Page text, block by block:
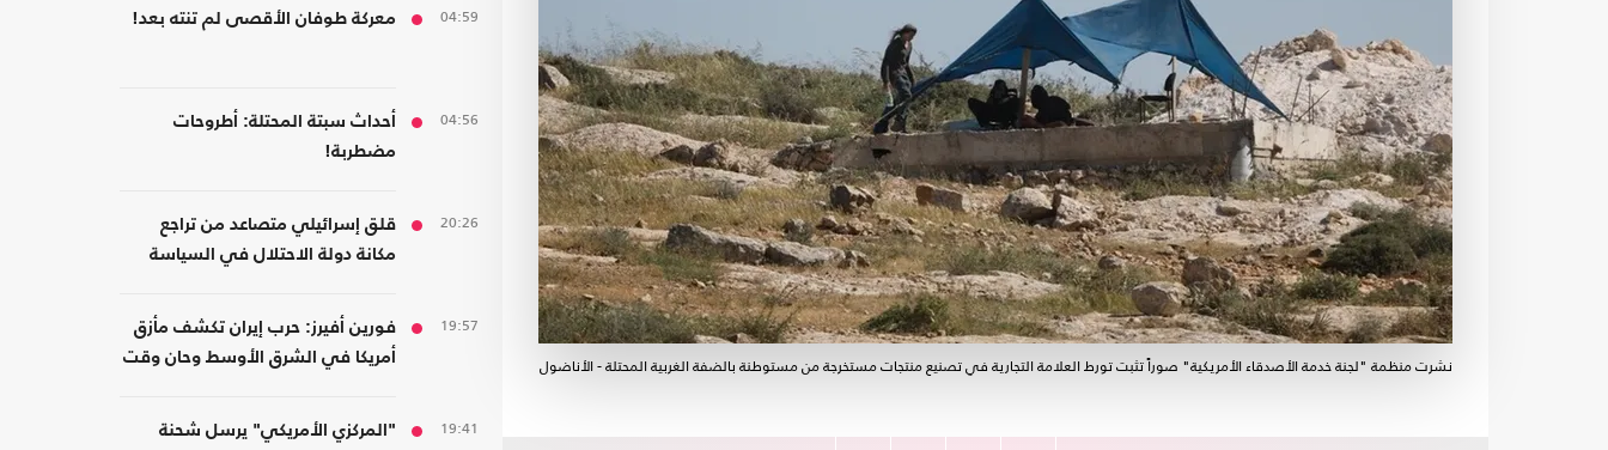
نشرت منظمة "لجنة خدمة الأصدقاء الأمريكية" صوراً تثبت تورط العلامة التجارية في تصنيع منتجات مستخرجة من مستوطنة بالضفة الغربية المحتلة - الأناضول
04:59 معركة طوفان الأقصى لم تنته بعد!
04:56
أحداث سبتة المحتلة: أطروحات
مضطربة!
20:26
قلق إسرائيلي متصاعد من تراجع
مكانة دولة الاحتلال في السياسة
19:57
فورين أفيرز: حرب إيران تكشف مأزق
أمريكا في الشرق الأوسط وحان وقت
19:41
"المركزي الأمريكي" يرسل شحنة